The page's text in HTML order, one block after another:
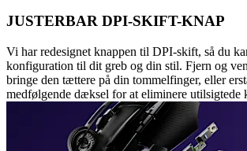
JUSTERBAR DPI-SKIFT-KNAP
Vi har redesignet knappen til DPI-skift, så du
konfiguration til dit greb og din stil. Fjern og
bringe den tættere på din tommelfinger, eller
medfølgende dæksel for at eliminere utilsigtede